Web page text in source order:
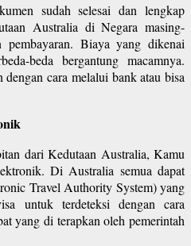
sudah selesai dan lengkap
Australia di Negara masing-
pembayaran. Biaya yang dikenai
beda bergantung macamnya.
dengan cara melalui bank atau bisa
dari Kedutaan Australia, Kamu
Di Australia semua dapat
Travel Authority System) yang
untuk terdeteksi dengan cara
yang di terapkan oleh pemerintah